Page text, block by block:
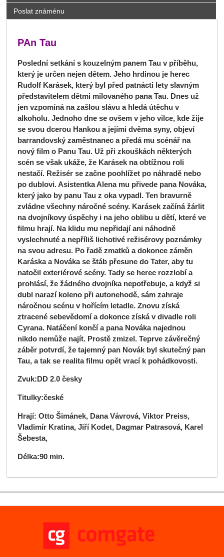
Poslat známénu
PAn Tau
Poslední setkání s kouzelným panem Tau v příběhu,
který je určen nejen dětem. Jeho hrdinou je herec
Rudolf Karásek, který byl před patnácti lety slavným
představitelem dětmi milovaného pana Tau. Dnes už
jen vzpomíná na zašlou slávu a hledá útěchu v
alkoholu. Jednoho dne se ovšem v jeho vilce, kde žije
se svou dcerou Hankou a jejími dvěma syny, objeví
barrandovský zaměstnanec a předá mu scénář na
nový film o Panu Tau. Už při zkouškách některých
scén se však ukáže, že Karásek na obtížnou roli
nestačí. Režisér se začne poohlížet po náhradě nebo
po dublovi. Asistentka Alena mu přivede pana Nováka,
který jako by panu Tau z oka vypadl. Ten bravurně
zvládne všechny náročné scény. Karásek začíná žárlit
na dvojníkovy úspěchy i na jeho oblibu u dětí, které ve
filmu hrají. Na klidu mu nepřidají ani náhodně
vyslechnuté a nepříliš lichotivé režisérovy poznámky
na svou adresu. Po řadě zmatků a dokonce záměn
Karáska a Nováka se štáb přesune do Tater, aby tu
natočil exteriérové scény. Tady se herec rozzlobí a
prohlásí, že žádného dvojníka nepotřebuje, a když si
dubl narazí koleno při autonehodě, sám zahraje
náročnou scénu v hořícím letadle. Znovu získá
ztracené sebevědomí a dokonce získá v divadle roli
Cyrana. Natáčení končí a pana Nováka najednou
nikdo nemůže najít. Prostě zmizel. Teprve závěrečný
záběr potvrdí, že tajemný pan Novák byl skutečný pan
Tau, a tak se realita filmu opět vrací k pohádkovosti.
Zvuk:DD 2.0 česky
Titulky:české
Hrají: Otto Šimánek, Dana Vávrová, Viktor Preiss,
Vladimír Kratina, Jiří Kodet, Dagmar Patrasová, Karel
Šebesta,
Délka:90 min.